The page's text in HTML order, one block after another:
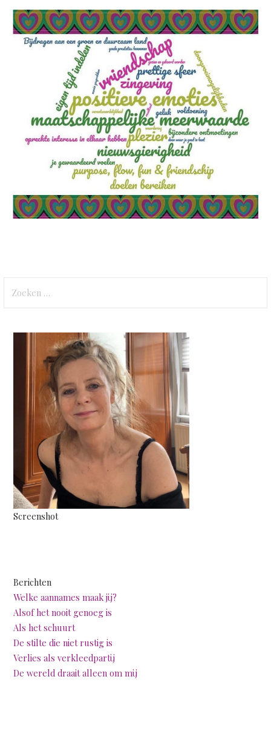
naar:
Screenshot
Berichten
Welke aannames maak jij?
Alsof het nooit genoeg is
Als het schuurt
De stilte die niet rustig is
Verlies als verkleedpartij
De wereld draait alleen om mij